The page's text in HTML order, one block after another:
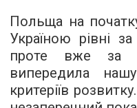
Польща на
Україною рівні
проте вже за
випередила
критеріїв